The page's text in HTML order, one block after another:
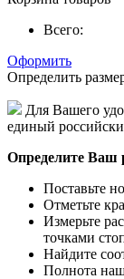
Всего:
Оформить
Определить
Для Вашего
единый
Определите Ваш
Поставьте
Отметьте
Измерьте
точками
Найдите
Полнота